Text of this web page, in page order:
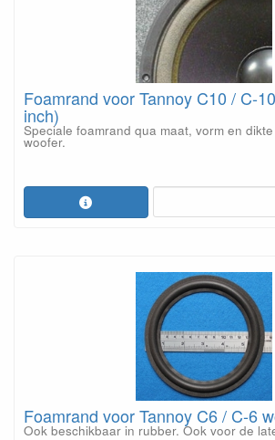
Foamrand voor Tannoy C10 / C-
inch)
Speciale foamrand qua maat, vorm en
woofer.
Foamrand voor Tannoy C6 / C-6
Ook beschikbaar in rubber. Ook voor de